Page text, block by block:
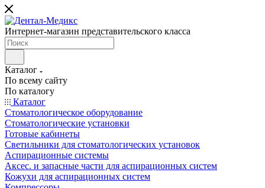
Интернет-магазин представительского класса
Каталог
По всему сайту
По каталогу
Каталог
Стоматологическое оборудование
Стоматологические установки
Готовые кабинеты
Светильники для стоматологических установок
Аспирационные системы
Аксес. и запасные части для аспирационных систем
Кожухи для аспирационных систем